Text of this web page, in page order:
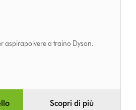
aspirapolvere a traino Dyson.
Scopri di più